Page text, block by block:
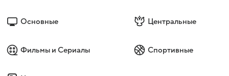
Основные Центральные
Фильмы и Сериалы Спортивные